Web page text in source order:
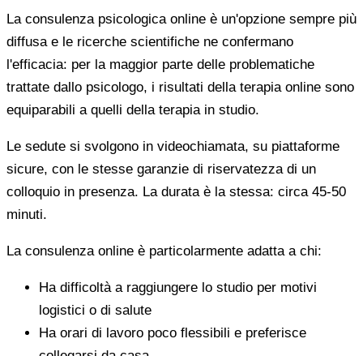
La consulenza psicologica online è un'opzione sempre più
diffusa e le ricerche scientifiche ne confermano
l'efficacia: per la maggior parte delle problematiche
trattate dallo psicologo, i risultati della terapia online sono
equiparabili a quelli della terapia in studio.
Le sedute si svolgono in videochiamata, su piattaforme
sicure, con le stesse garanzie di riservatezza di un
colloquio in presenza. La durata è la stessa: circa 45-50
minuti.
La consulenza online è particolarmente adatta a chi:
Ha difficoltà a raggiungere lo studio per motivi
logistici o di salute
Ha orari di lavoro poco flessibili e preferisce